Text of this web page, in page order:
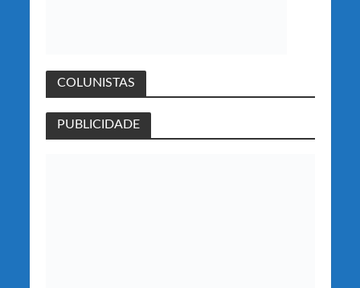
COLUNISTAS
PUBLICIDADE